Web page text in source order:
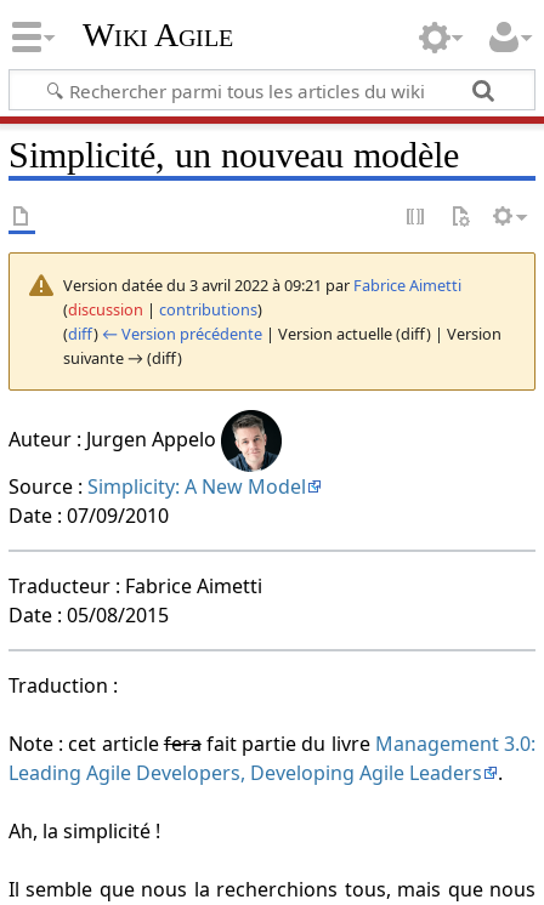
Wiki Agile
Simplicité, un nouveau modèle
Version datée du 3 avril 2022 à 09:21 par Fabrice Aimetti
(discussion | contributions)
(diff) ← Version précédente| Version actuelle (diff) | Version
suivante → (diff)
Auteur : Jurgen Appelo
Source : Simplicity: A New Model
Date : 07/09/2010
Traducteur : Fabrice Aimetti
Date : 05/08/2015
Traduction :
Note : cet articleferafait partie du livre Management 3.0:
Leading Agile Developers, Developing Agile Leaders
.
Ah, la simplicité !
Il semble que nous la recherchions tous, mais que nous